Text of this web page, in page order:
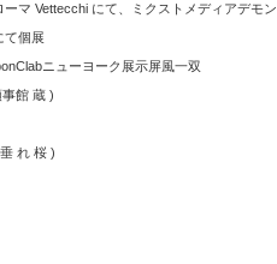
マ Vettecchi にて、ミクストメディアデモ
て個展
ニューヨーク展示屏風一双
館 蔵 )
れ 桜 )